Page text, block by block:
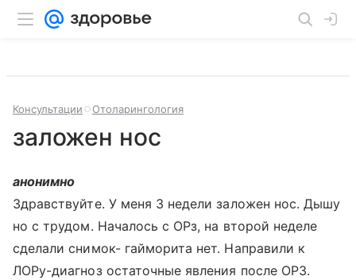
Консультации Отоларингология
заложен нос
анонимно
Здравствуйте. У меня 3 недели заложен нос. Дышу
но с трудом. Началось с ОРз, на второй неделе
сделали снимок- гайморита нет. Направили к
ЛОРу-диагноз остаточные явления после ОРЗ.